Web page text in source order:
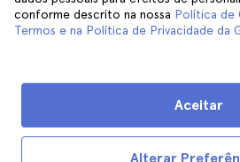
conforme descrito na nossa Política de
Termos e na Política de Privacidade da
Alterar
Aceitar
Ajuda
Siga-